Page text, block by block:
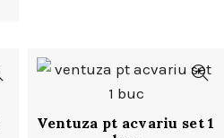
Ventuza pt acvariu set 1